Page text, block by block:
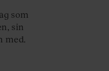
som
sin
med.